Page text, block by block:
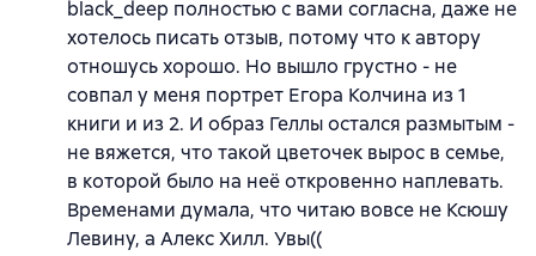
black_deep полностью с вами согласна, даже не
хотелось писать отзыв, потому что к автору
отношусь хорошо. Но вышло грустно - не
совпал у меня портрет Егора Колчина из 1
книги и из 2. И образ Геллы остался размытым -
не вяжется, что такой цветочек вырос в семье,
в которой было на неё откровенно наплевать.
Временами думала, что читаю вовсе не Ксюшу
Левину, а Алекс Хилл. Увы((